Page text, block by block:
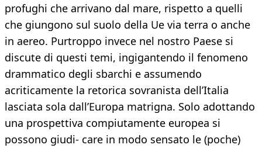
profughi che arrivano dal mare, rispetto a quelli
che giungono sul suolo della Ue via terra o anche
in aereo. Purtroppo invece nel nostro Paese si
discute di questi temi, ingigantendo il fenomeno
drammatico degli sbarchi e assumendo
acriticamente la retorica sovranista dell’Italia
lasciata sola dall’Europa matrigna. Solo adottando
una prospettiva compiutamente europea si
possono giudi- care in modo sensato le (poche)